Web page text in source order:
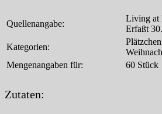
Quellenangabe:
Living at
Erfaßt
Kategorien:
Mengenangaben für:
60 Stück
Zutaten: